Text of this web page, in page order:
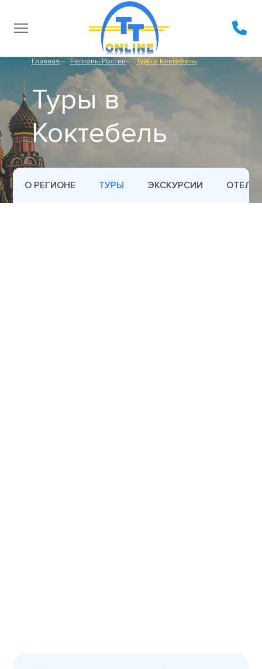
Главная Регионы России Туры в Коктебель
Туры в
Коктебель
О РЕГИОНЕ ТУРЫ ЭКСКУРСИИ ОТЕЛИ